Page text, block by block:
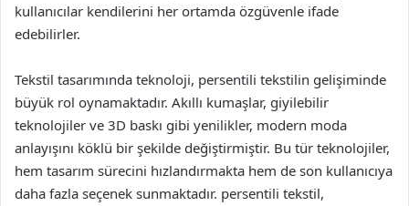
kullanıcılar kendilerini her ortamda özgüvenle ifade
edebilirler.
Tekstil tasarımında teknoloji, persentili tekstilin gelişiminde
büyük rol oynamaktadır. Akıllı kumaşlar, giyilebilir
teknolojiler ve 3D baskı gibi yenilikler, modern moda
anlayışını köklü bir şekilde değiştirmiştir. Bu tür teknolojiler,
hem tasarım sürecini hızlandırmakta hem de son kullanıcıya
daha fazla seçenek sunmaktadır. persentili tekstil,